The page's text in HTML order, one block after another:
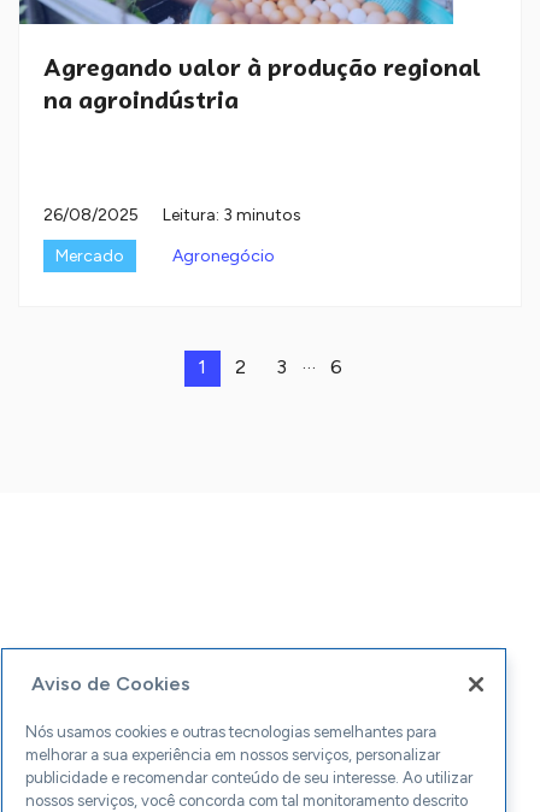
Agregando valor à produção regional
na agroindústria
26/08/2025
Leitura: 3 minutos
Mercado
Agronegócio
1 2 3 … 6
Aviso de Cookies
Nós usamos cookies e outras tecnologias semelhantes para
melhorar a sua experiência em nossos serviços, personalizar
publicidade e recomendar conteúdo de seu interesse. Ao utilizar
nossos serviços, você concorda com tal monitoramento descrito